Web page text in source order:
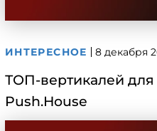
ИНТЕРЕСНОЕ 8 декабря
ТОП-вертикалей для
Push.House